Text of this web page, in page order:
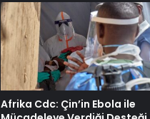
Afrika Cdc: Çin’in Ebola ile